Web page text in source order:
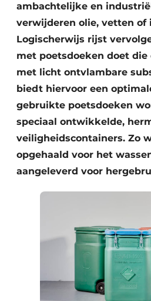
ambachtelijke en
verwijderen olie, vetten of
Logischerwijs rijst
met poetsdoeken doet
met licht ontvlambare
biedt hiervoor een
gebruikte poetsdoeken
speciaal ontwikkelde,
veiligheidscontainers. Zo
opgehaald voor het
aangeleverd voor